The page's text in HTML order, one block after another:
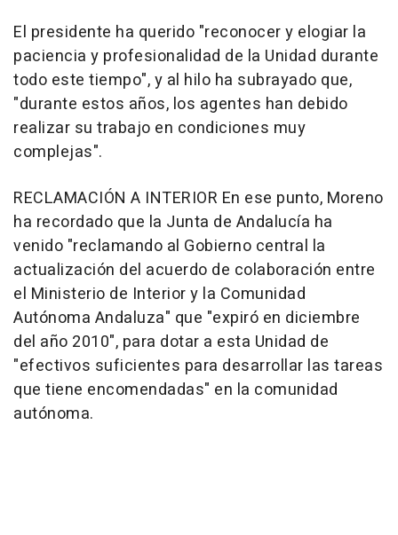
El presidente ha querido "reconocer y elogiar la
paciencia y profesionalidad de la Unidad durante
todo este tiempo", y al hilo ha subrayado que,
"durante estos años, los agentes han debido
realizar su trabajo en condiciones muy
complejas".
RECLAMACIÓN A INTERIOR En ese punto, Moreno
ha recordado que la Junta de Andalucía ha
venido "reclamando al Gobierno central la
actualización del acuerdo de colaboración entre
el Ministerio de Interior y la Comunidad
Autónoma Andaluza" que "expiró en diciembre
del año 2010", para dotar a esta Unidad de
"efectivos suficientes para desarrollar las tareas
que tiene encomendadas" en la comunidad
autónoma.